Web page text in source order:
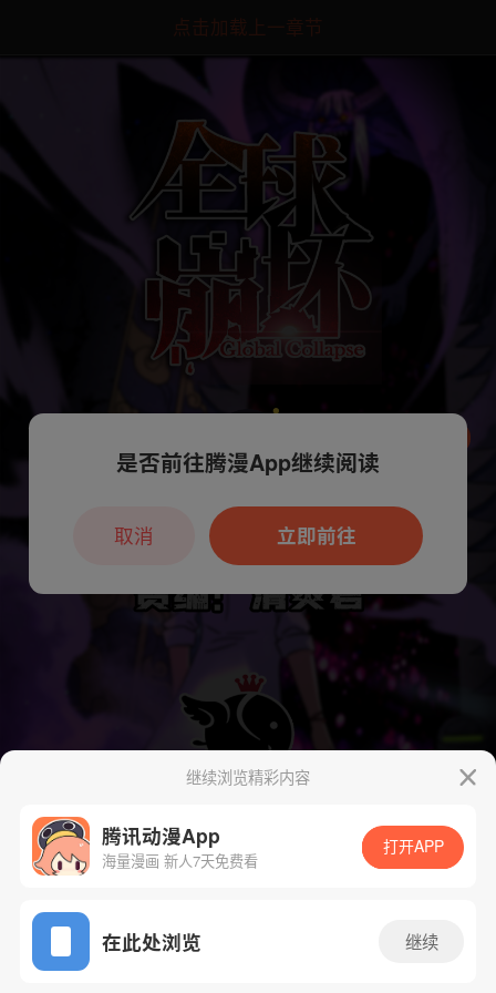
点击加载上一章节
App免费看
下一话
继续浏览精彩内容
腾讯动漫App
海量漫画 新人7天免费看
打开APP
在此处浏览 继续
本章节仅支持App阅读，可打开App新用
户7天免费看
是否前往腾漫App继续阅读
立即前往
取消